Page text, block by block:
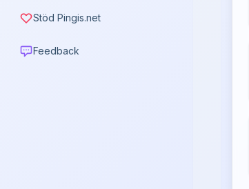
Stöd Pingis.net
Feedback